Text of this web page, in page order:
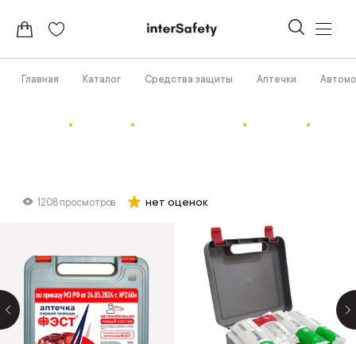
Главная Каталог Средства защиты Аптечки
1208 просмотров нет оценок